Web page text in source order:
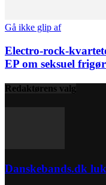
Gå ikke glip af
Electro-rock-
EP om seksuel
Redaktørens valg
Danskebands.dk